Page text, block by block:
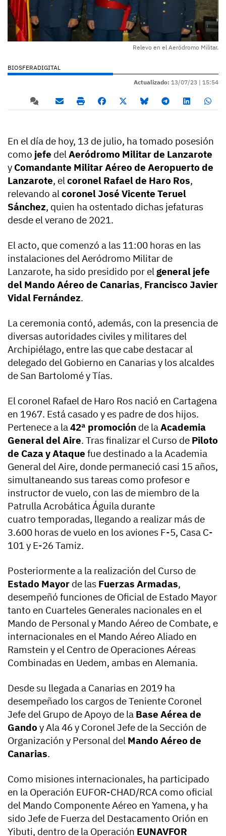
Relevo en el Aeródromo Militar.
BIOSFERADIGITAL
Actualizado: 13/07/23 | 15:54
En el día de hoy, 13 de julio, ha tomado posesión
como jefe del Aeródromo Militar de Lanzarote
y Comandante Militar Aéreo de Aeropuerto de
Lanzarote, el coronel Rafael de Haro Ros,
relevando al coronel José Vicente Teruel
Sánchez, quien ha ostentado dichas jefaturas
desde el verano de 2021.
El acto, que comenzó a las 11:00 horas en las
instalaciones del Aeródromo Militar de
Lanzarote, ha sido presidido por el general jefe
del Mando Aéreo de Canarias, Francisco Javier
Vidal Fernández.
La ceremonia contó, además, con la presencia de
diversas autoridades civiles y militares del
Archipiélago, entre las que cabe destacar al
delegado del Gobierno en Canarias y los alcaldes
de San Bartolomé y Tías.
El coronel Rafael de Haro Ros nació en Cartagena
en 1967. Está casado y es padre de dos hijos.
Pertenece a la 42ª promoción de la Academia
General del Aire. Tras finalizar el Curso de Piloto
de Caza y Ataque fue destinado a la Academia
General del Aire, donde permaneció casi 15 años,
simultaneando sus tareas como profesor e
instructor de vuelo, con las de miembro de la
Patrulla Acrobática Águila durante
cuatro temporadas, llegando a realizar más de
3.600 horas de vuelo en los aviones F-5, Casa C-
101 y E-26 Tamiz.
Posteriormente a la realización del Curso de
Estado Mayor de las Fuerzas Armadas,
desempeñó funciones de Oficial de Estado Mayor
tanto en Cuarteles Generales nacionales en el
Mando de Personal y Mando Aéreo de Combate, e
internacionales en el Mando Aéreo Aliado en
Ramstein y el Centro de Operaciones Aéreas
Combinadas en Uedem, ambas en Alemania.
Desde su llegada a Canarias en 2019 ha
desempeñado los cargos de Teniente Coronel
Jefe del Grupo de Apoyo de la Base Aérea de
Gando y Ala 46 y Coronel Jefe de la Sección de
Organización y Personal del Mando Aéreo de
Canarias.
Como misiones internacionales, ha participado
en la Operación EUFOR-CHAD/RCA como oficial
del Mando Componente Aéreo en Yamena, y ha
sido Jefe de Fuerza del Destacamento Orión en
Yibuti, dentro de la Operación EUNAVFOR